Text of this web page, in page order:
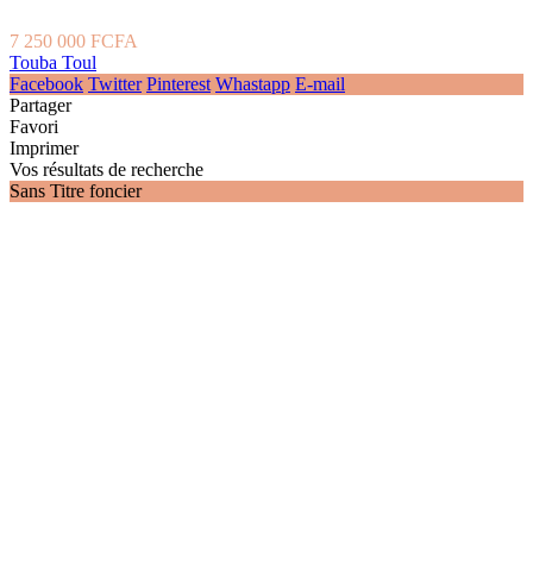
7 250 000 FCFA
Touba Toul
Facebook Twitter Pinterest Whastapp E-mail
Partager
Favori
Imprimer
Vos résultats de recherche
Sans Titre foncier